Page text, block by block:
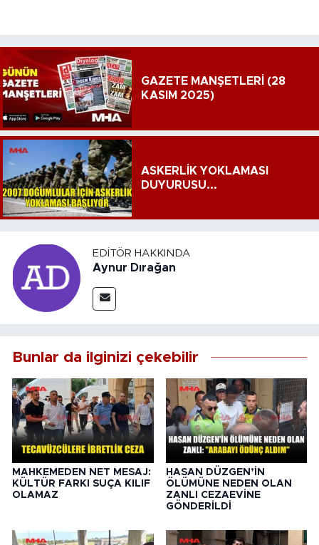
GAZETE MANŞETLERİ (28
KASIM 2025)
ASKERLİK YOKLAMASI
DUYURUSU...
EDITÖR HAKKINDA
Aynur Dırağan
Bunlar da ilginizi çekebilir
MAHKEMEDEN NET MESAJ:
KÜLTÜR FARKI SUÇA KILIF
OLAMAZ
HASAN DÜZGEN’İN
ÖLÜMÜNE NEDEN OLAN
ZANLI CEZAEVİNE
GÖNDERİLDİ